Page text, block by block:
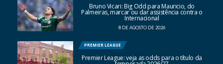
Bruno Vicari: Big Odd para Mauricio, do
Palmeiras, marcar ou dar assistência contra o
Internacional
8 DE AGOSTO DE 2026
PREMIER LEAGUE
Premier League: veja as odds para o título da